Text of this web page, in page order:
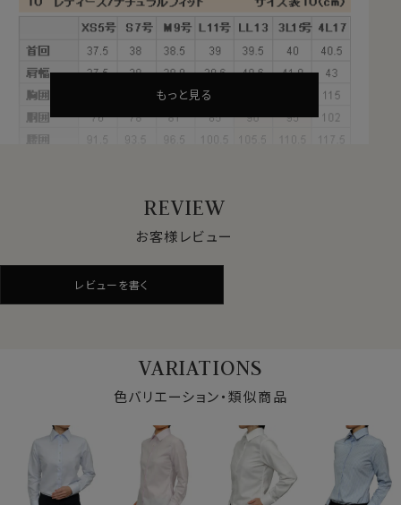
このコットンは、古代ペルー発祥の代々受け継がれた伝
統的な農法にて手摘みで丁寧に収穫され、その高い品質
を維持しています。
天然の油脂分を豊富に含むため、格別な柔らかさとしな
やかな風合いがあります。
また、上質で細かな糸が作れるため、仕上がりが薄めで
軽やかな生地になっています。
伝統と技術が織りなす贅沢な質感がペルヴィアンピマの
綿の素材感、風合いの良さをいかしたまま、洗濯後のお手
入れが楽な形態安定加工を施しました。
シワが気になる場合でも簡単なアイロンがけですみま
す。
★カフスボタンも使える！
通常のボタン留プラス、カフスボタンも使えるコンバーチ
ブルカフス。
レディースシャツでも、カフスボタンの上品なアクセント
とオシャレを楽しむことが出来ます。
写真着用モデルの寸法(7号サイズ着用)
身長： 160cm/ 首回り： 30cm/ 肩幅 ：40cm
バスト： 83cm/ 胴回り： 66cm/ 袖丈： 52cm(肩から)
サイズをお選びの際にご参考下さい。
仕様表
もっと見る
REVIEW
お客様レビュー
レビューを書く
VARIATIONS
色バリエーション・類似商品